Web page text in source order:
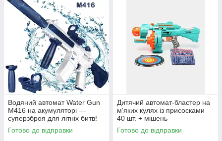
Водяний автомат Water Gun
M416 на акумуляторі —
суперзброя для літніх битв!
Готово до відправки
Дитячий автомат-бластер на
м'яких кулях із присосками
40 шт. + мішень
Готово до відправки